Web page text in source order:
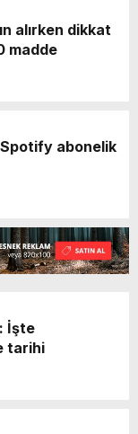
alırken dikkat
madde
abonelik
İşte
tarihi